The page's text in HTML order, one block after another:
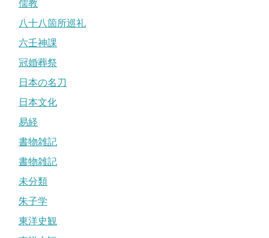
儒教
八十八箇所巡礼
六壬神課
冠婚葬祭
日本の名刀
日本文化
易経
書物雑記
書物雑記
未分類
朱子学
東洋史観